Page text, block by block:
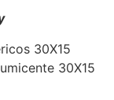
30X15
30X15